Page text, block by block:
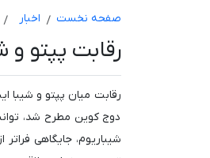
صفحه نخست اخبار
رقابت پپتو و
رقابت میان پپتو و شیبا
دوج کوین مطرح شد،
شیباریوم، جایگاهی